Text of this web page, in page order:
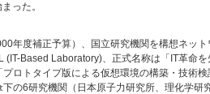
った。
年度補正予算）、国立研究機関を構想ネッ
Based Laboratory)、正式名称は「IT革命
ロトタイプ版による仮想環境の構築・技術
の6研究機関（日本原子力研究所、理化学